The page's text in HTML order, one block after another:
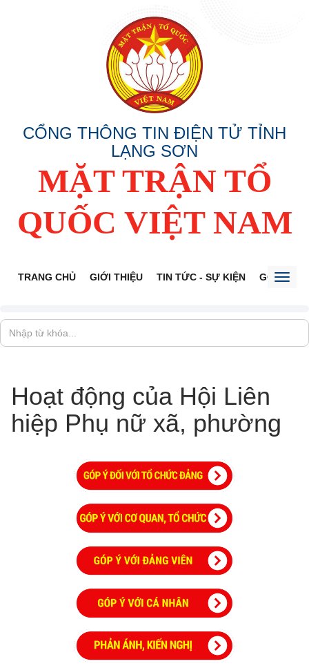
CỔNG THÔNG TIN ĐIỆN TỬ TỈNH
LẠNG SƠN
MẶT TRẬN TỔ
QUỐC VIỆT NAM
TRANG CHỦ GIỚI THIỆU TIN TỨC - SỰ KIỆN GÓP Ý
Hoạt động của Hội Liên
hiệp Phụ nữ xã, phường